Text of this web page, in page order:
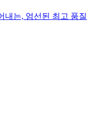
내는, 엄선된 최고 품질